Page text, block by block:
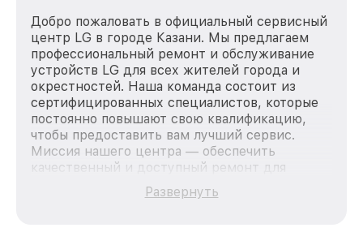
Добро пожаловать в официальный сервисный
центр LG в городе Казани. Мы предлагаем
профессиональный ремонт и обслуживание
устройств LG для всех жителей города и
окрестностей. Наша команда состоит из
сертифицированных специалистов, которые
постоянно повышают свою квалификацию,
чтобы предоставить вам лучший сервис.
Миссия нашего центра — обеспечить
качественный и доступный ремонт для
каждого пользователя продукции LG, вне
зависимости от сложности поломки. Мы
Развернуть